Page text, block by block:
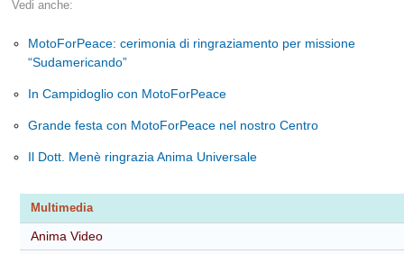
Vedi anche:
MotoForPeace: cerimonia di ringraziamento per missione
“Sudamericando”
In Campidoglio con MotoForPeace
Grande festa con MotoForPeace nel nostro Centro
Il Dott. Menè ringrazia Anima Universale
Multimedia
Anima Video